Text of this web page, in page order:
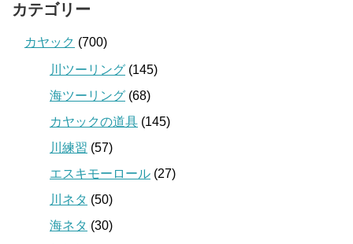
カテゴリー
カヤック (700)
川ツーリング (145)
海ツーリング (68)
カヤックの道具 (145)
川練習 (57)
エスキモーロール (27)
川ネタ (50)
海ネタ (30)